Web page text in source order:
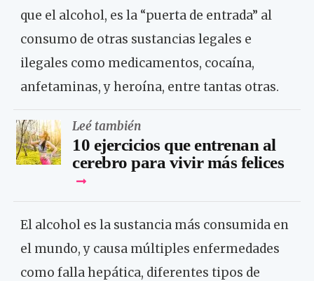
que el alcohol, es la “puerta de entrada” al
consumo de otras sustancias legales e
ilegales como medicamentos, cocaína,
anfetaminas, y heroína, entre tantas otras.
Leé también
10 ejercicios que entrenan al
cerebro para vivir más felices
El alcohol es la sustancia más consumida en
el mundo, y causa múltiples enfermedades
como falla hepática, diferentes tipos de